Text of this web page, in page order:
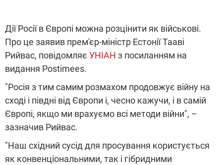
Дії Росії в Європі можна розцінити як військові.
Про це заявив прем'єр-міністр Естонії Тааві
Рийвас, повідомляє УНІАН з посиланням на
видання Postimees.
"Росія з тим самим розмахом продовжує війну на
сході і півдні від Європи і, чесно кажучи, і в самій
Європі, якщо ми врахуємо всі методи війни", –
зазначив Рийвас.
"Наш східний сусід для просування користується
як конвенціональними, так і гібридними